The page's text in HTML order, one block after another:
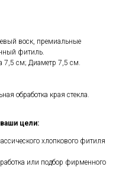
воск, премиальные
фитиль.
7,5 см; Диаметр 7,5 см.
обработка края стекла.
цели:
хлопкового фитиля
или подбор фирменного